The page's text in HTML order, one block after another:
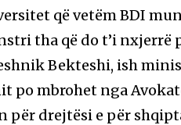
që vetëm BDI
tha që do t’i nxjerrë
Bekteshi, ish
po mbrohet nga
për drejtësi e për